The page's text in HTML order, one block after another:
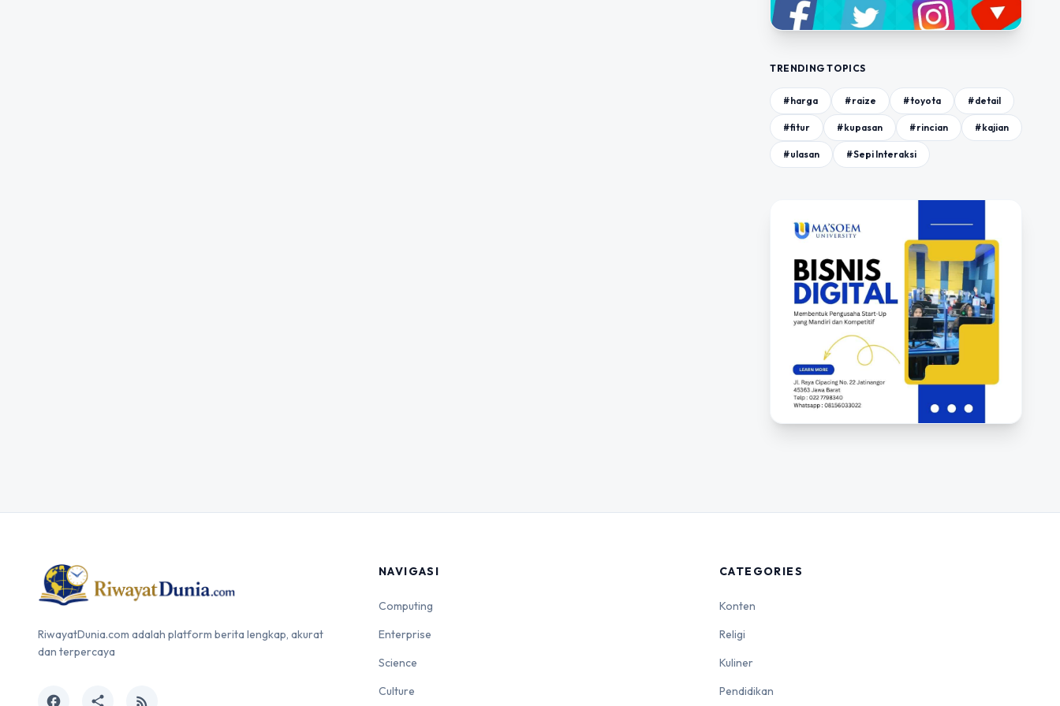
TRENDING TOPICS
#harga #raize #toyota #detail
#fitur #kupasan #rincian #kajian
#ulasan #Sepi Interaksi
RiwayatDunia.com adalah platform berita lengkap, akurat
dan terpercaya
facebook share rss_feed
NAVIGASI
Computing
Enterprise
Science
Culture
CATEGORIES
Konten
Religi
Kuliner
Pendidikan